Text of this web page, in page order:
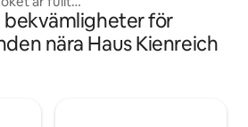
riktig njutning för
över den
stort sovrum
ligger på en solig sluttning.
tillflyktsort ligger
Gletscherbahn
bekvämligheter för
nära Haus Kienreich